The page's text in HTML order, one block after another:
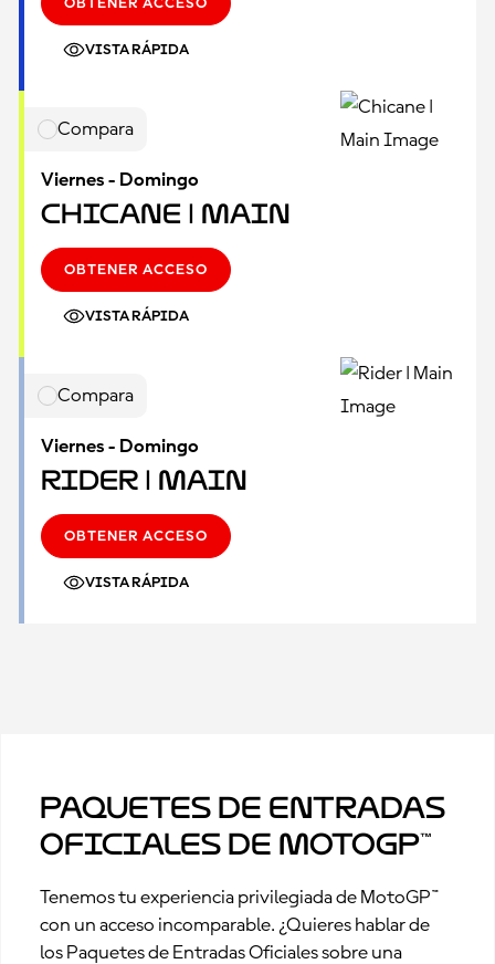
OBTENER ACCESO
VISTA RÁPIDA
Compara
Viernes - Domingo
Chicane | Main
OBTENER ACCESO
VISTA RÁPIDA
Compara
Viernes - Domingo
Rider | Main
OBTENER ACCESO
VISTA RÁPIDA
Paquetes de Entradas
Oficiales de MotoGP™
Tenemos tu experiencia privilegiada de MotoGP™
con un acceso incomparable. ¿Quieres hablar de
los Paquetes de Entradas Oficiales sobre una